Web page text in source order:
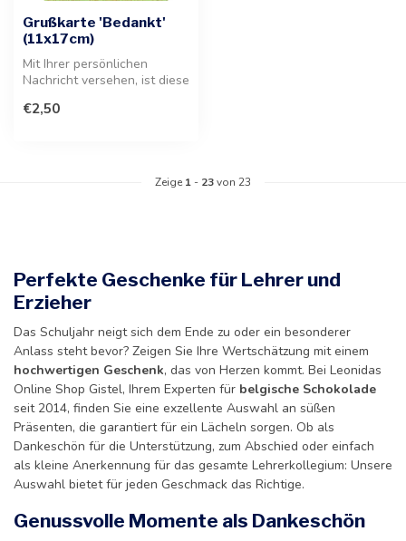
Grußkarte 'Bedankt'
(11x17cm)
Mit Ihrer persönlichen
Nachricht versehen, ist diese
€2,50
Zeige 1 - 23von 23
Perfekte Geschenke für Lehrer und
Erzieher
Das Schuljahr neigt sich dem Ende zu oder ein besonderer
Anlass steht bevor? Zeigen Sie Ihre Wertschätzung mit einem
hochwertigen Geschenk, das von Herzen kommt. Bei Leonidas
Online Shop Gistel, Ihrem Experten für belgische Schokolade
seit 2014, finden Sie eine exzellente Auswahl an süßen
Präsenten, die garantiert für ein Lächeln sorgen. Ob als
Dankeschön für die Unterstützung, zum Abschied oder einfach
als kleine Anerkennung für das gesamte Lehrerkollegium: Unsere
Auswahl bietet für jeden Geschmack das Richtige.
Genussvolle Momente als Dankeschön